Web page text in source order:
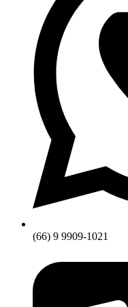
(66) 9 9909-1021